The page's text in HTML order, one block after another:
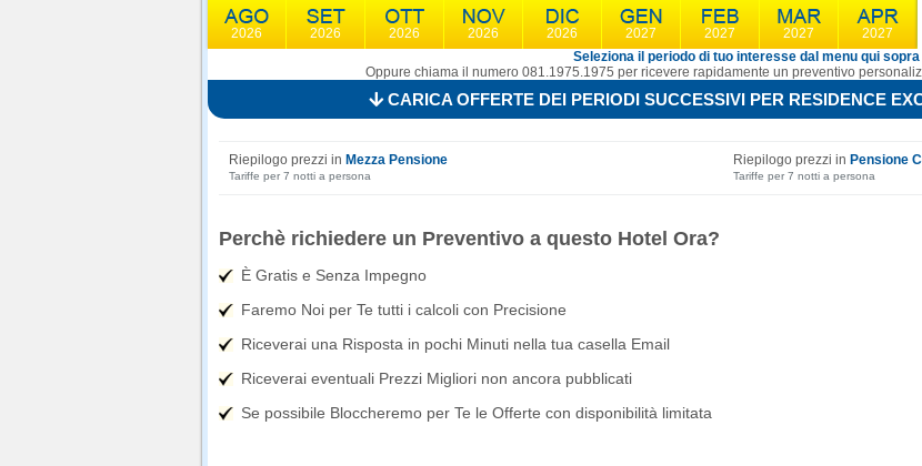
2026 2026 2026 2026 2026 2027 2027 2027 2027
Seleziona il periodo di tuo interesse dal menu qui sopra
Oppure chiama il numero 081.1975.1975 per ricevere rapidamente un preventivo
CARICA OFFERTE DEI PERIODI SUCCESSIVI PER RESIDENCE
Riepilogo prezzi in Mezza Pensione
Tariffe per 7 notti a persona
Riepilogo prezzi in Pensione
Tariffe per 7 notti a persona
Perchè richiedere un Preventivo a questo Hotel Ora?
È Gratis e Senza Impegno
Faremo Noi per Te tutti i calcoli con Precisione
Riceverai una Risposta in pochi Minuti nella tua casella Email
Riceverai eventuali Prezzi Migliori non ancora pubblicati
Se possibile Bloccheremo per Te le Offerte con disponibilità limitata